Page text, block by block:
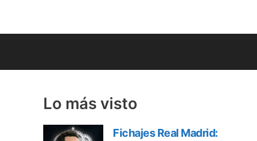
Lo más visto
Fichajes Real Madrid: